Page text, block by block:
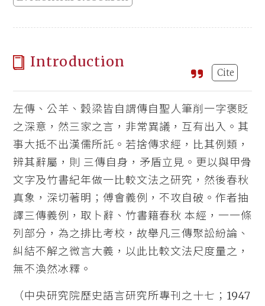
Introduction
Cite
左傳、公羊、穀梁皆自謂傳自聖人筆削一字褒貶
之深意，然三家之言，非常異議，互有出入。其
事大抵不出漢儒所託。若捨傳求經，比其例類，
辨其辭屬，則 三傳自身，矛盾立見。更以與甲骨
文字及竹書紀年做一比較文法之研究，然後春秋
真象，深切著明；傅會義例，不攻自破。作者抽
譯三傳義例，取卜辭、竹書籍春秋 本經，一一條
列部分，為之排比考校，故舉凡三傳聚訟紛論、
糾結不解之微言大義，以此比較文法尺度量之，
無不渙然冰釋。
（中央研究院歷史語言研究所專刊之十七；1947